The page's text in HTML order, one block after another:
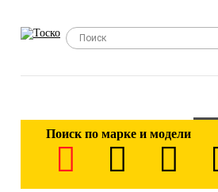
Поиск по марке и модели